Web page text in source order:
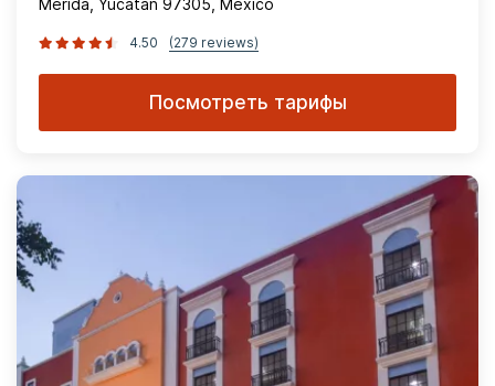
Merida, Yucatan 97305, Mexico
4.50 (279 reviews)
Посмотреть тарифы